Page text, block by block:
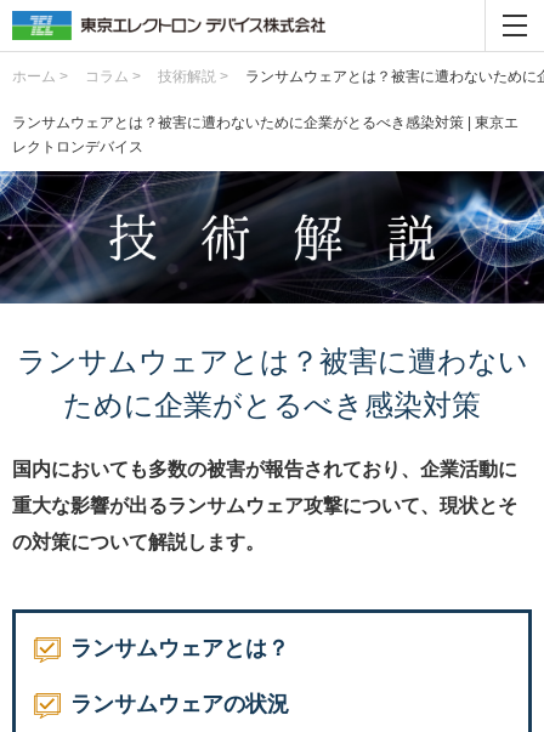
ホーム > コラム > 技術解説 > ランサムウェアとは？被害に遭わないために
ランサムウェアとは？被害に遭わないために企業がとるべき感染対策 | 東京エ
レクトロンデバイス
ランサムウェアとは？被害に遭わない
ために企業がとるべき感染対策
国内においても多数の被害が報告されており、企業活動に
重大な影響が出るランサムウェア攻撃について、現状とそ
の対策について解説します。
ランサムウェアとは？
ランサムウェアの状況